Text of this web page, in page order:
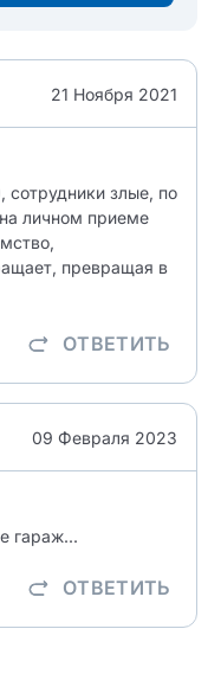
21 Ноября 2021
сотрудники злые, по
личном приеме
превращая в
ОТВЕТИТЬ
09 Февраля 2023
гараж...
ОТВЕТИТЬ